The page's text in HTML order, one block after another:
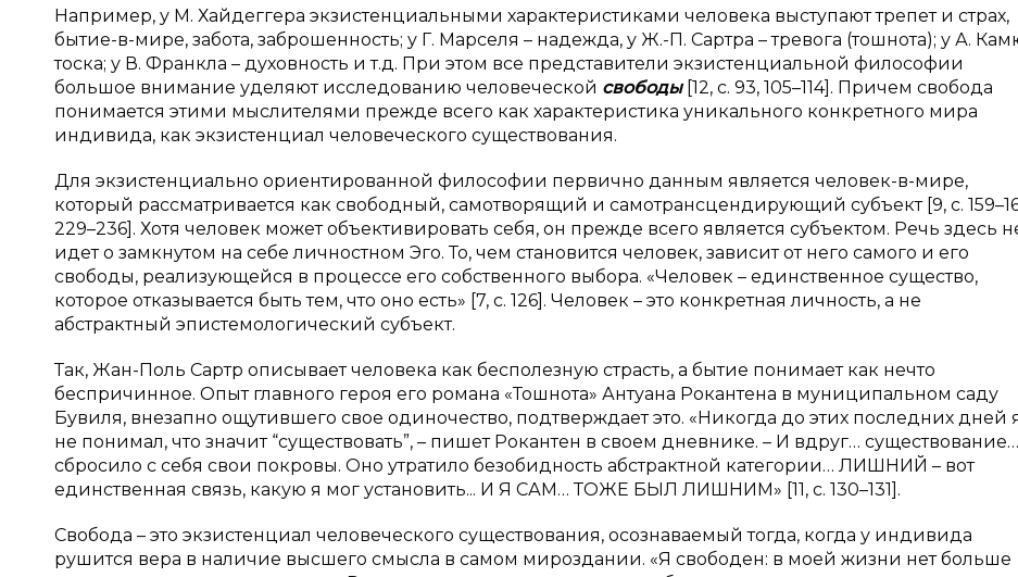
Например, у М. Хайдеггера экзистенциальными характеристиками человека выступают трепет и страх,
бытие-в-мире, забота, заброшенность; у Г. Марселя – надежда, у Ж.-П. Сартра – тревога (тошнота); у А.
тоска; у В. Франкла – духовность и т.д. При этом все представители экзистенциальной философии
большое внимание уделяют исследованию человеческой свободы[12, с. 93, 105–114]. Причем свобода
понимается этими мыслителями прежде всего как характеристика уникального конкретного мира
индивида, как экзистенциал человеческого существования.
Для экзистенциально ориентированной философии первично данным является человек-в-мире,
который рассматривается как свободный, самотворящий и самотрансцендирующий субъект [9, с.
229–236]. Хотя человек может объективировать себя, он прежде всего является субъектом. Речь здесь
идет о замкнутом на себе личностном Эго. То, чем становится человек, зависит от него самого и его
свободы, реализующейся в процессе его собственного выбора. «Человек – единственное существо,
которое отказывается быть тем, что оно есть» [7, с. 126]. Человек – это конкретная личность, а не
абстрактный эпистемологический субъект.
Так, Жан-Поль Сартр описывает человека как бесполезную страсть, а бытие понимает как нечто
беспричинное. Опыт главного героя его романа «Тошнота» Антуана Рокантена в муниципальном саду
Бувиля, внезапно ощутившего свое одиночество, подтверждает это. «Никогда до этих последних дней
не понимал, что значит “существовать”, – пишет Рокантен в своем дневнике. – И вдруг… существование…
сбросило с себя свои покровы. Оно утратило безобидность абстрактной категории… ЛИШНИЙ – вот
единственная связь, какую я мог установить... И Я САМ… ТОЖЕ БЫЛ ЛИШНИМ» [11, с. 130–131].
Свобода – это экзистенциал человеческого существования, осознаваемый тогда, когда у индивида
рушится вера в наличие высшего смысла в самом мироздании. «Я свободен: в моей жизни нет больше